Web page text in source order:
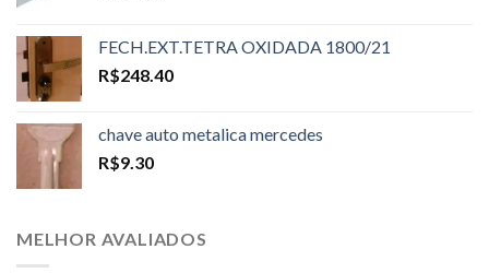
FECH.EXT.TETRA OXIDADA 1800/21
R$248.40
chave auto metalica mercedes
R$9.30
MELHOR AVALIADOS